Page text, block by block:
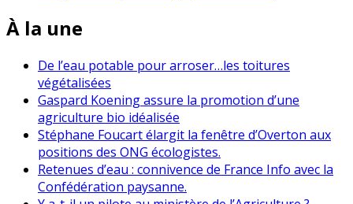
À la une
De l’eau potable pour arroser…les toitures
végétalisées
Gaspard Koening assure la promotion d’une
agriculture bio idéalisée
Stéphane Foucart élargit la fenêtre d’Overton aux
positions des ONG écologistes.
Retenues d’eau : connivence de France Info avec la
Confédération paysanne.